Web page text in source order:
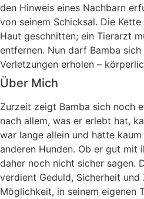
den Hinweis eines Nachbarn
von seinem Schicksal. Die
Haut geschnitten; ein Tierarzt
entfernen. Nun darf Bamba
Verletzungen erholen –
Über Mich
Zurzeit zeigt Bamba sich noch
nach allem, was er erlebt hat,
war lange allein und hatte
anderen Hunden. Ob er gut mit
daher noch nicht sicher sagen.
verdient Geduld, Sicherheit und
Möglichkeit, in seinem eigenen